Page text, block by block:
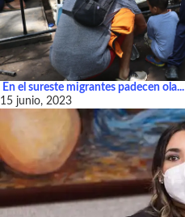
En el sureste migrantes padecen ola...
15 junio, 2023